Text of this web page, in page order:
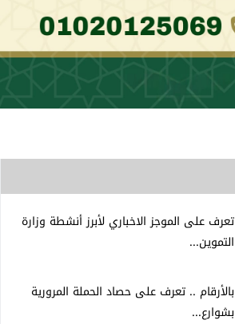
تعرف على الموجز الاخباري لأبرز أنشطة وزارة
التموين...
بالأرقام .. تعرف على حصاد الحملة المرورية
بشوارع...